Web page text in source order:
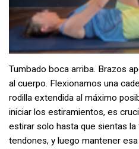
Tumbado boca arriba. Brazos
al cuerpo. Flexionamos una
rodilla extendida al máximo
iniciar los estiramientos, es
estirar solo hasta que sientas
tendones, y luego mantener